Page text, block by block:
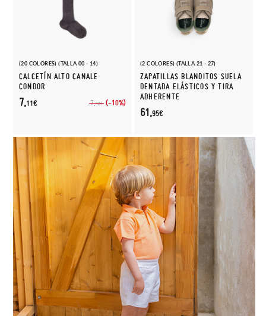
(20 COLORES) (TALLA 00 - 14)
CALCETÍN ALTO CANALE
CONDOR
7,90€ (-10%)
7,11€
(2 COLORES) (TALLA 21 - 27)
ZAPATILLAS BLANDITOS SUELA
DENTADA ELÁSTICOS Y TIRA
ADHERENTE
61,95€